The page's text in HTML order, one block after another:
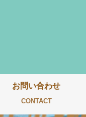
お問い合わせ
CONTACT